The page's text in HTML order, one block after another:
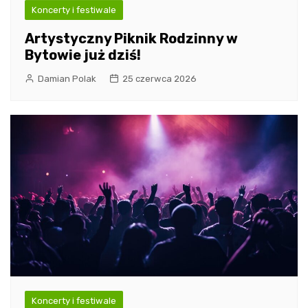
Koncerty i festiwale
Artystyczny Piknik Rodzinny w
Bytowie już dziś!
Damian Polak 25 czerwca 2026
Koncerty i festiwale